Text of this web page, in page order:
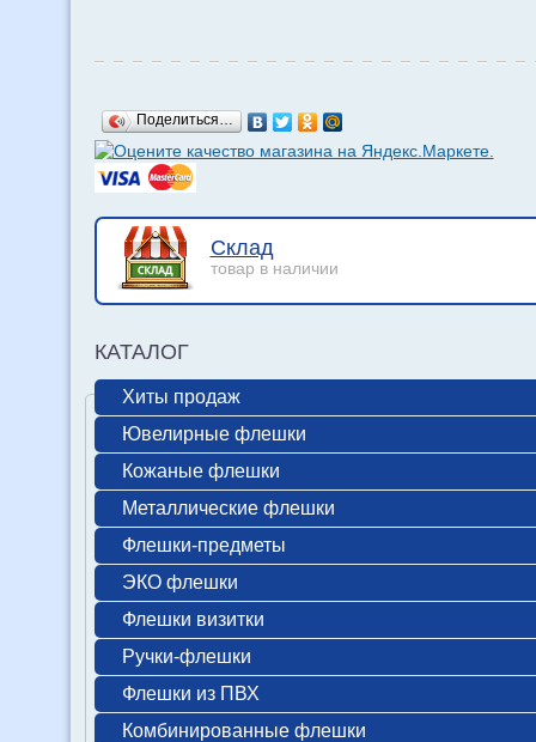
Поделиться…
Склад
товар в наличии
КАТАЛОГ
Хиты продаж
Ювелирные флешки
Кожаные флешки
Металлические флешки
Флешки-предметы
ЭКО флешки
Флешки визитки
Ручки-флешки
Флешки из ПВХ
Комбинированные флешки